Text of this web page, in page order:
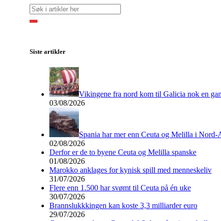
Siste artikler
Vikingene fra nord kom til Galicia nok en
03/08/2026
Spania har mer enn Ceuta og Melilla i Nord-
02/08/2026
Derfor er de to byene Ceuta og Melilla spanske
01/08/2026
Marokko anklages for kynisk spill med menneskeliv
31/07/2026
Flere enn 1.500 har svømt til Ceuta på én uke
30/07/2026
Brannslukkkingen kan koste 3,3 milliarder euro
29/07/2026